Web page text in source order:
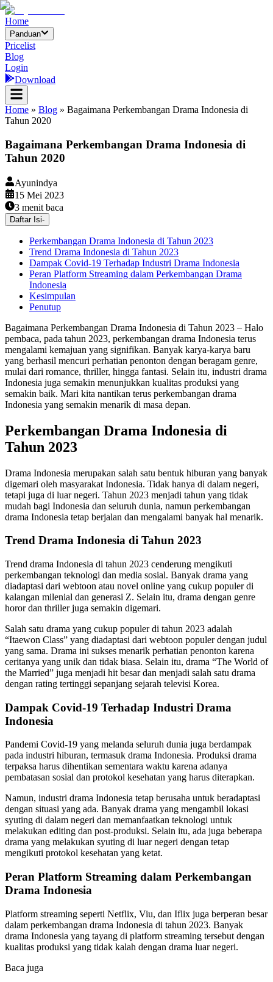
Home
Panduan
Pricelist
Blog
Login
Download
Home » Blog » Bagaimana Perkembangan Drama Indonesia di
Tahun 2020
Bagaimana Perkembangan Drama Indonesia di
Tahun 2020
Ayunindya
15 Mei 2023
3 menit baca
Daftar Isi-
Perkembangan Drama Indonesia di Tahun 2023
Trend Drama Indonesia di Tahun 2023
Dampak Covid-19 Terhadap Industri Drama Indonesia
Peran Platform Streaming dalam Perkembangan Drama
Indonesia
Kesimpulan
Penutup
Bagaimana Perkembangan Drama Indonesia di Tahun 2023 – Halo
pembaca, pada tahun 2023, perkembangan drama Indonesia terus
mengalami kemajuan yang signifikan. Banyak karya-karya baru
yang berhasil mencuri perhatian penonton dengan beragam genre,
mulai dari romance, thriller, hingga fantasi. Selain itu, industri drama
Indonesia juga semakin menunjukkan kualitas produksi yang
semakin baik. Mari kita nantikan terus perkembangan drama
Indonesia yang semakin menarik di masa depan.
Perkembangan Drama Indonesia di
Tahun 2023
Drama Indonesia merupakan salah satu bentuk hiburan yang banyak
digemari oleh masyarakat Indonesia. Tidak hanya di dalam negeri,
tetapi juga di luar negeri. Tahun 2023 menjadi tahun yang tidak
mudah bagi Indonesia dan seluruh dunia, namun perkembangan
drama Indonesia tetap berjalan dan mengalami banyak hal menarik.
Trend Drama Indonesia di Tahun 2023
Trend drama Indonesia di tahun 2023 cenderung mengikuti
perkembangan teknologi dan media sosial. Banyak drama yang
diadaptasi dari webtoon atau novel online yang cukup populer di
kalangan milenial dan generasi Z. Selain itu, drama dengan genre
horor dan thriller juga semakin digemari.
Salah satu drama yang cukup populer di tahun 2023 adalah
“Itaewon Class” yang diadaptasi dari webtoon populer dengan judul
yang sama. Drama ini sukses menarik perhatian penonton karena
ceritanya yang unik dan tidak biasa. Selain itu, drama “The World of
the Married” juga menjadi hit besar dan menjadi salah satu drama
dengan rating tertinggi sepanjang sejarah televisi Korea.
Dampak Covid-19 Terhadap Industri Drama
Indonesia
Pandemi Covid-19 yang melanda seluruh dunia juga berdampak
pada industri hiburan, termasuk drama Indonesia. Produksi drama
terpaksa harus dihentikan sementara waktu karena adanya
pembatasan sosial dan protokol kesehatan yang harus diterapkan.
Namun, industri drama Indonesia tetap berusaha untuk beradaptasi
dengan situasi yang ada. Banyak drama yang mengambil lokasi
syuting di dalam negeri dan memanfaatkan teknologi untuk
melakukan editing dan post-produksi. Selain itu, ada juga beberapa
drama yang melakukan syuting di luar negeri dengan tetap
mengikuti protokol kesehatan yang ketat.
Peran Platform Streaming dalam Perkembangan
Drama Indonesia
Platform streaming seperti Netflix, Viu, dan Iflix juga berperan besar
dalam perkembangan drama Indonesia di tahun 2023. Banyak
drama Indonesia yang tayang di platform streaming tersebut dengan
kualitas produksi yang tidak kalah dengan drama luar negeri.
Baca juga